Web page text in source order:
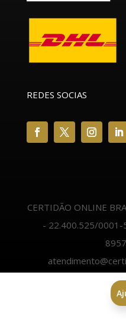
REDES SOCIAS
CERTIDÃO ONLINE
- 22.400.525/